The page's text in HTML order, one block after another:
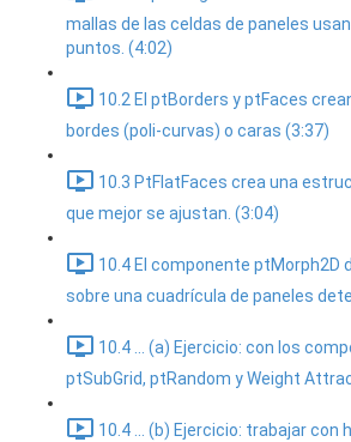
mallas de las celdas de paneles
puntos. (4:02)
10.2 El ptBorders y ptFaces
bordes (poli-curvas) o caras (3:37)
10.3 PtFlatFaces crea una
que mejor se ajustan. (3:04)
10.4 El componente ptMorph2D
sobre una cuadrícula de paneles
10.4 ... (a) Ejercicio: con los
ptSubGrid, ptRandom y Weight
10.4 ... (b) Ejercicio: trabajar con